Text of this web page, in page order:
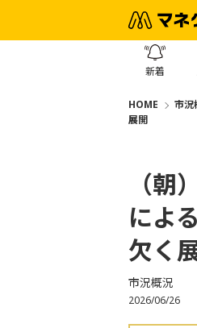
新着
HOME 市況
展開
（
によ
欠く
市況概況
2026/06/26